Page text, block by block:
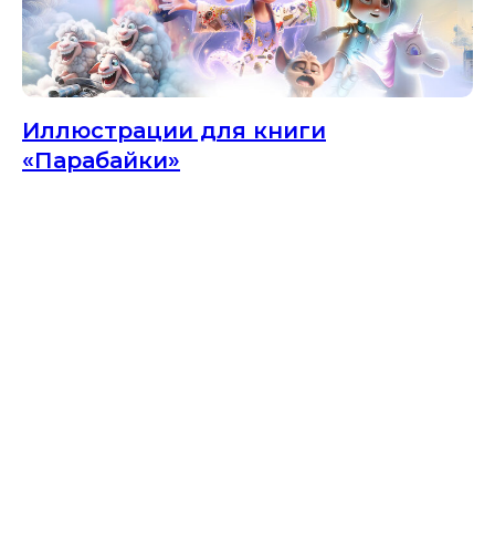
Иллюстрации для книги
«Парабайки»